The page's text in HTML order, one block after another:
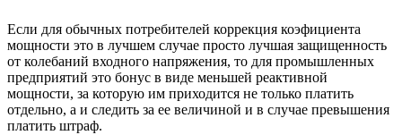
Если для обычных потребителей коррекция коэфициента
мощности это в лучшем случае просто лучшая защищенность
от колебаний входного напряжения, то для промышленных
предприятий это бонус в виде меньшей реактивной
мощности, за которую им приходится не только платить
отдельно, а и следить за ее величиной и в случае превышения
платить штраф.